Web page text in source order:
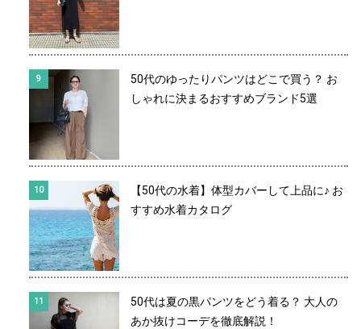
50代のゆったりパンツはどこで買う？ お
しゃれに決まるおすすめブランド5選
【50代の水着】体型カバーして上品に♪ お
すすめ水着カタログ
50代は夏の黒パンツをどう着る？ 大人の
あか抜けコーデを徹底解説！